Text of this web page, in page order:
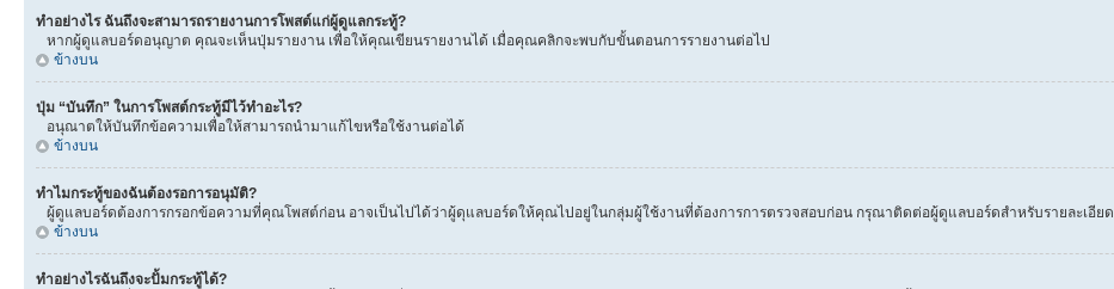
ทำอย่างไร ฉันถึงจะสามารถรายงานการโพสต์แก่ผู้ดูแลกระทู้?
หากผู้ดูแลบอร์ดอนุญาต คุณจะเห็นปุ่มรายงาน เพื่อให้คุณเขียนรายงานได้ เมื่อคุณคลิกจะพบกับขั้นตอนการรายงานต่อไป
ข้างบน
ปุ่ม “บันทึก” ในการโพสต์กระทู้มีไว้ทำอะไร?
อนุณาตให้บันทึกข้อความเพื่อให้สามารถนำมาแก้ไขหรือใช้งานต่อได้
ข้างบน
ทำไมกระทู้ของฉันต้องรอการอนุมัติ?
ผู้ดูแลบอร์ดต้องการกรอกข้อความที่คุณโพสต์ก่อน อาจเป็นไปได้ว่าผู้ดุแลบอร์ดให้คุณไปอยู่ในกลุ่มผู้ใช้งานที่ต้องการการตรวจสอบก่อน กรุณาติดต่อผู้ดูแลบอร์ดสำหรับรายละเอียด
ข้างบน
ทำอย่างไรฉันถึงจะปั้มกระทู้ได้?